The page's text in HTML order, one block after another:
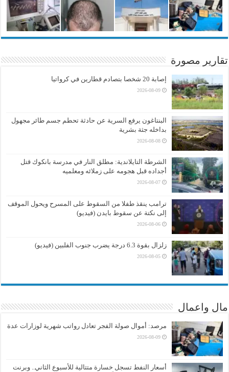
تقارير مصورة
إصابة 20 شخصا بتصادم قطارين في كرواتيا
2026-08-09
البنتاغون يرفع السرية عن حادثة تحطم جسم طائر مجهول
بداخله جثة بشرية
2026-08-08
الشرطة التايلاندية: مطلق النار في مدرسة بانكوك قتل
أجداده قبل هجومه على زملائه ومعلميه
2026-08-07
ترامب ينقذ طفلا من السقوط على المسرح ويحول الموقف
إلى نكتة عن سقوط بايدن (فيديو)
2026-08-06
زلزال بقوة 6.3 درجة يضرب جنوب الفلبين (فيديو)
2026-08-05
مال واعمال
مرصد: أموال صولة الفجر تعادل رواتب شهرية لوزارات عدة
2026-08-09
أسعار النفط تسجل خسارة متتالية للأسبوع الثاني.. وبرنت